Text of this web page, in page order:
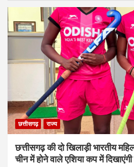
छत्तीसगढ़ राज्य
छत्तीसगढ़ की दो खिलाड़ी भारतीय
चीन में होने वाले एशिया कप में